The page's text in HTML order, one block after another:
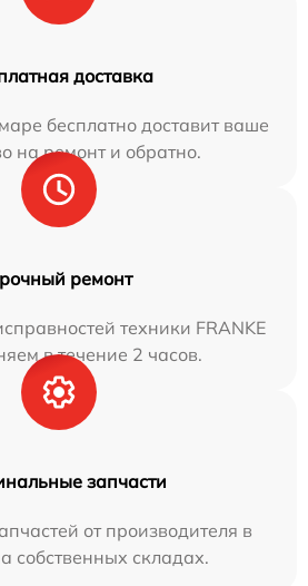
доставка
бесплатно доставит ваше
на ремонт и обратно.
ремонт
техники FRANKE
в течение 2 часов.
запчасти
от производителя в
собственных складах.